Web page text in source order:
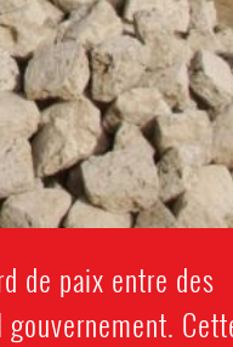
de paix entre des